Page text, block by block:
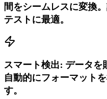
間をシームレスに変換
テストに最適。
スマート検出: データ
自動的にフォーマット
す。